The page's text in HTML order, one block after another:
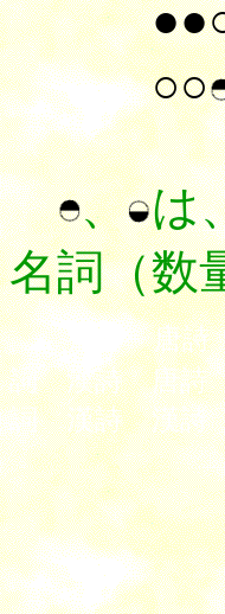
○○
、 は
名詞（数
漢詩 唐
詞 漢詩 唐
詞 漢詩 漢